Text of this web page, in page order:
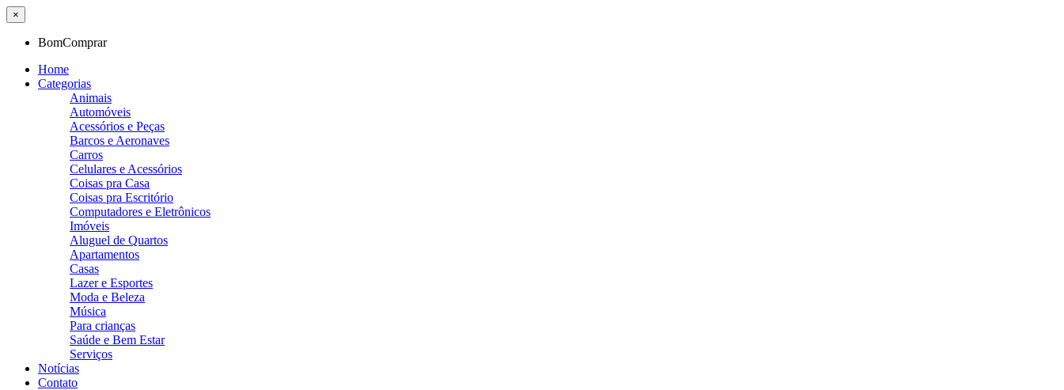
×
BomComprar
Home
Categorias
Animais
Automóveis
Acessórios e Peças
Barcos e Aeronaves
Carros
Celulares e Acessórios
Coisas pra Casa
Coisas pra Escritório
Computadores e Eletrônicos
Imóveis
Aluguel de Quartos
Apartamentos
Casas
Lazer e Esportes
Moda e Beleza
Música
Para crianças
Saúde e Bem Estar
Serviços
Notícias
Contato